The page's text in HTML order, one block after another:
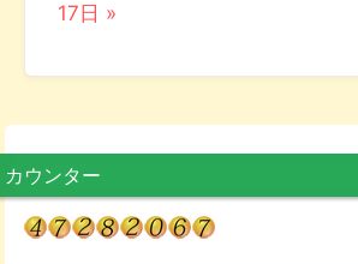
17日 »
カウンター